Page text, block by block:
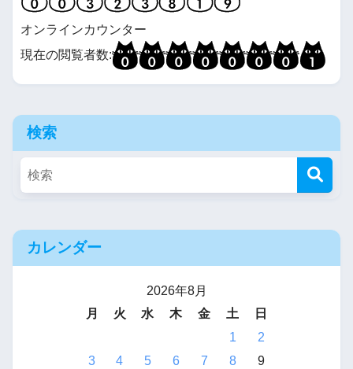
オンラインカウンター
現在の閲覧者数:
検索
カレンダー
2026年8月
月
火 水 木 金 土
日
1
2
3
4 5 6 7 8
9